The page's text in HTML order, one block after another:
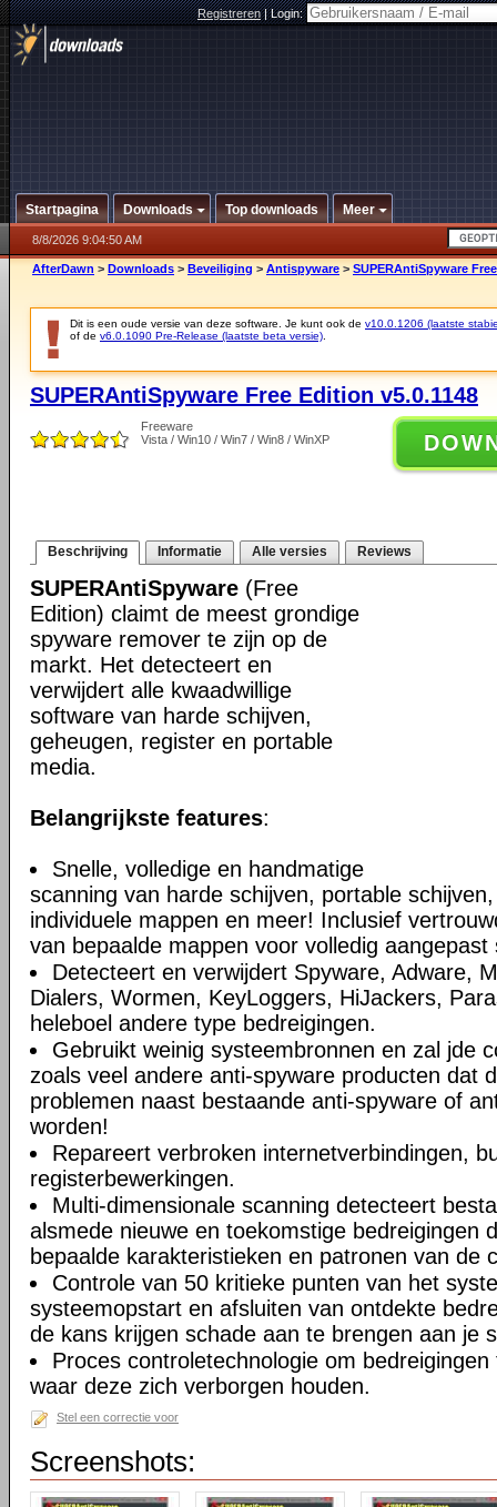
Registreren|Login:
Startpagina Downloads Top downloads Meer
8/8/2026 9:04:50 AM
AfterDawn > Downloads > Beveiliging > Antispyware > SUPERAntiSpyware
Dit is een oude versie van deze software. Je kunt ook de v10.0.1206 (laatste
of de v6.0.1090 Pre-Release (laatste beta versie)
SUPERAntiSpyware Free Edition v5.0.1148
Freeware
Vista / Win10 / Win7 / Win8 / WinXP
Beschrijving Informatie Alle versies Reviews
SUPERAntiSpyware (Free
Edition) claimt de meest grondige
spyware remover te zijn op de
markt. Het detecteert en
verwijdert alle kwaadwillige
software van harde schijven,
geheugen, register en portable
media.
Belangrijkste features:
Snelle, volledige en handmatige
scanning van harde schijven, portable
individuele mappen en meer! Inclusief
van bepaalde mappen voor volledig aangepast
Detecteert en verwijdert Spyware, Adware,
Dialers, Wormen, KeyLoggers, HiJackers,
heleboel andere type bedreigingen.
Gebruikt weinig systeembronnen en zal jde
zoals veel andere anti-spyware producten dat
problemen naast bestaande anti-spyware of
worden!
Repareert verbroken internetverbindingen,
registerbewerkingen.
Multi-dimensionale scanning detecteert
alsmede nieuwe en toekomstige bedreigingen
bepaalde karakteristieken en patronen van de
Controle van 50 kritieke punten van het
systeemopstart en afsluiten van ontdekte
de kans krijgen schade aan te brengen aan je
Proces controletechnologie om
waar deze zich verborgen houden.
Stel een correctie voor
Screenshots: